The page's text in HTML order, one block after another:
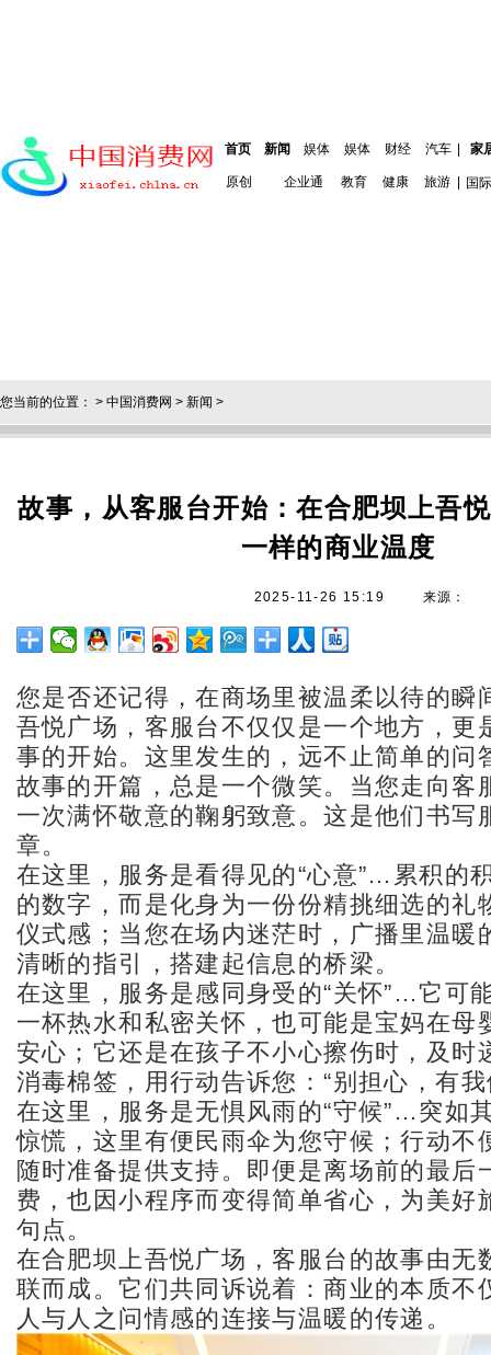
首页 新闻 娱体 娱体 财经 汽车 家
原创 企业通 教育 健康 旅游 国际
您当前的位置： > 中国消费网 > 新闻 >
故事，从客服台开始：在合肥坝上吾
一样的商业温度
2025-11-26 15:19 来源：
您是否还记得，在商场里被温柔以待的瞬
吾悦广场，客服台不仅仅是一个地方，更
事的开始。这里发生的，远不止简单的问
故事的开篇，总是一个微笑。当您走向客
一次满怀敬意的鞠躬致意。这是他们书写
章。
在这里，服务是看得见的“心意”…累积的
的数字，而是化身为一份份精挑细选的礼
仪式感；当您在场内迷茫时，广播里温暖
清晰的指引，搭建起信息的桥梁。
在这里，服务是感同身受的“关怀”…它可
一杯热水和私密关怀，也可能是宝妈在母
安心；它还是在孩子不小心擦伤时，及时
消毒棉签，用行动告诉您：“别担心，有我
在这里，服务是无惧风雨的“守候”…突如
惊慌，这里有便民雨伞为您守候；行动不
随时准备提供支持。即便是离场前的最
费，也因小程序而变得简单省心，为美好
句点。
在合肥坝上吾悦广场，客服台的故事由无
联而成。它们共同诉说着：商业的本质不
人与人之问情感的连接与温暖的传递。